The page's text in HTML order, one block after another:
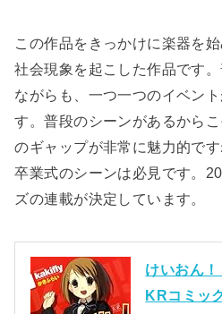
この作品をきっかけに楽器を
社会現象を起こした作品です
ながらも、一つ一つのイベン
す。普段のシーンがあるから
のギャップが非常に魅力的で
卒業式のシーンは必見です。
ズの連載が決定しています。
けいおん
KRコミッ